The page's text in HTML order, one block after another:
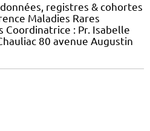
registres & cohortes
Maladies Rares
Coordinatrice : Pr. Isabelle
80 avenue Augustin